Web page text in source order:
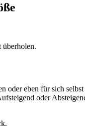
überholen.
oder eben für sich selbst
oder